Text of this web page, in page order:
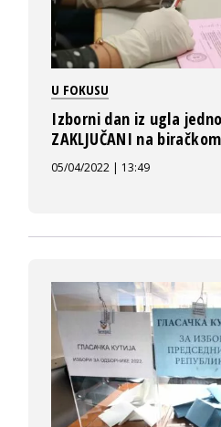
U FOKUSU
Izborni dan iz ugla
ZAKLJUČANI na
05/04/2022 | 13:49